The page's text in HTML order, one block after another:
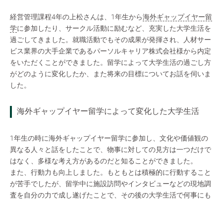
経営管理課程4年の上松さんは、1年生から海外ギャップイヤー留
学に参加したり、サークル活動に励むなど、充実した大学生活を
過ごしてきました。就職活動でもその成果が発揮され、人材サー
ビス業界の大手企業であるパーソルキャリア株式会社様から内定
をいただくことができました。留学によって大学生活の過ごし方
がどのように変化したか、また将来の目標についてお話を伺いま
した。
海外ギャップイヤー留学によって変化した大学生活
1年生の時に海外ギャップイヤー留学に参加し、文化や価値観の
異なる人々と話をしたことで、物事に対しての見方は一つだけで
はなく、多様な考え方があるのだと知ることができました。
また、行動力も向上しました。もともとは積極的に行動すること
が苦手でしたが、留学中に施設訪問やインタビューなどの現地調
査を自分の力で成し遂げたことで、その後の大学生活で何事にも